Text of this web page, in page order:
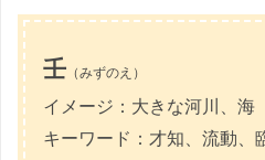
壬 （みずのえ）
イメージ：大きな河川、海
キーワード：才知、流動、